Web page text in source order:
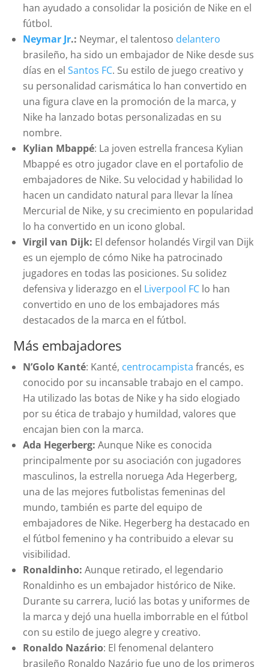
han ayudado a consolidar la posición de Nike en el
fútbol.
Neymar Jr.: Neymar, el talentoso delantero
brasileño, ha sido un embajador de Nike desde sus
días en elSantos FC. Su estilo de juego creativo y
su personalidad carismática lo han convertido en
una figura clave en la promoción de la marca, y
Nike ha lanzado botas personalizadas en su
nombre.
Kylian Mbappé: La joven estrella francesa Kylian
Mbappé es otro jugador clave en el portafolio de
embajadores de Nike. Su velocidad y habilidad lo
hacen un candidato natural para llevar la línea
Mercurial de Nike, y su crecimiento en popularidad
lo ha convertido en un icono global.
Virgil van Dijk: El defensor holandés Virgil van Dijk
es un ejemplo de cómo Nike ha patrocinado
jugadores en todas las posiciones. Su solidez
defensiva y liderazgo en el Liverpool FC lo han
convertido en uno de los embajadores más
destacados de la marca en el fútbol.
Más embajadores
N’Golo Kanté: Kanté, centrocampista francés, es
conocido por su incansable trabajo en el campo.
Ha utilizado las botas de Nike y ha sido elogiado
por su ética de trabajo y humildad, valores que
encajan bien con la marca.
Ada Hegerberg: Aunque Nike es conocida
principalmente por su asociación con jugadores
masculinos, la estrella noruega Ada Hegerberg,
una de las mejores futbolistas femeninas del
mundo, también es parte del equipo de
embajadores de Nike. Hegerberg ha destacado en
el fútbol femenino y ha contribuido a elevar su
visibilidad.
Ronaldinho: Aunque retirado, el legendario
Ronaldinho es un embajador histórico de Nike.
Durante su carrera, lució las botas y uniformes de
la marca y dejó una huella imborrable en el fútbol
con su estilo de juego alegre y creativo.
Ronaldo Nazário: El fenomenal delantero
brasileño Ronaldo Nazário fue uno de los primeros